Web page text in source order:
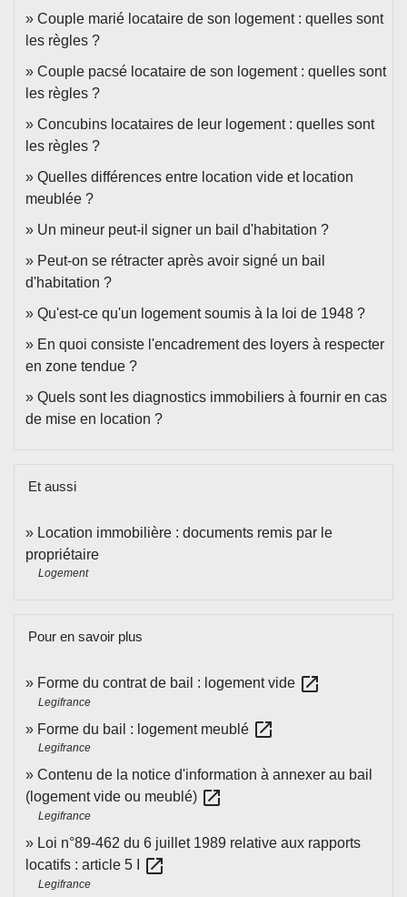
Couple marié locataire de son logement : quelles sont
les règles ?
Couple pacsé locataire de son logement : quelles sont
les règles ?
Concubins locataires de leur logement : quelles sont
les règles ?
Quelles différences entre location vide et location
meublée ?
Un mineur peut-il signer un bail d'habitation ?
Peut-on se rétracter après avoir signé un bail
d'habitation ?
Qu'est-ce qu'un logement soumis à la loi de 1948 ?
En quoi consiste l'encadrement des loyers à respecter
en zone tendue ?
Quels sont les diagnostics immobiliers à fournir en cas
de mise en location ?
Et aussi
Location immobilière : documents remis par le
propriétaire
Logement
Pour en savoir plus
Forme du contrat de bail : logement vide open_in_new
Legifrance
Forme du bail : logement meublé open_in_new
Legifrance
Contenu de la notice d'information à annexer au bail
(logement vide ou meublé) open_in_new
Legifrance
Loi n°89-462 du 6 juillet 1989 relative aux rapports
locatifs : article 5 I
open_in_new
Legifrance